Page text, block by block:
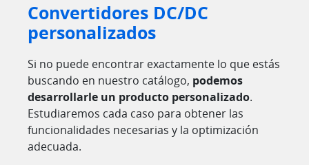
Convertidores DC/DC
personalizados
Si no puede encontrar exactamente lo que estás
buscando en nuestro catálogo, podemos
desarrollarle un producto personalizado.
Estudiaremos cada caso para obtener las
funcionalidades necesarias y la optimización
adecuada.